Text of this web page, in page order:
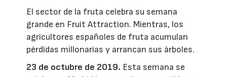
El sector de la fruta celebra su semana
grande en Fruit Attraction. Mientras, los
agricultores españoles de fruta acumulan
pérdidas millonarias y arrancan sus árboles.
23 de octubre de 2019. Esta semana se